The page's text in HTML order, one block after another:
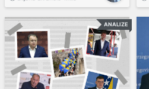
ANALIZE